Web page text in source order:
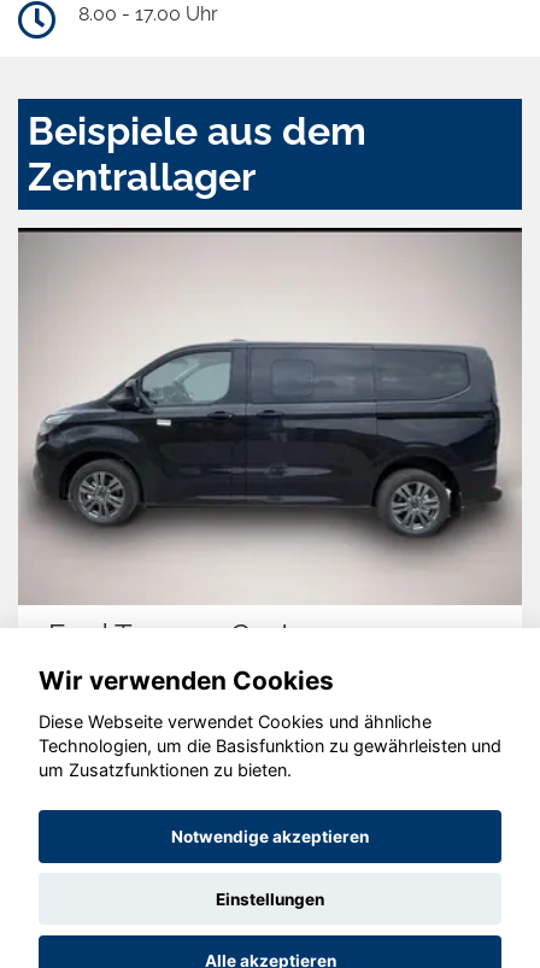
8.00 - 17.00 Uhr
Beispiele aus dem
Zentrallager
Ford Tourneo Custom
© konjunkturmotor.de GmbH 2020 - 2026
Wir verwenden Cookies
Diese Webseite verwendet Cookies und ähnliche
Technologien, um die Basisfunktion zu gewährleisten und
um Zusatzfunktionen zu bieten.
Notwendige akzeptieren
Einstellungen
Alle akzeptieren